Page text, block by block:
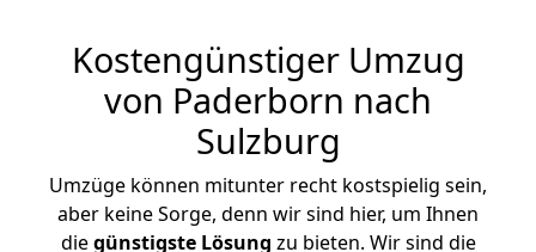
Kostengünstiger Umzug
von Paderborn nach
Sulzburg
Umzüge können mitunter recht kostspielig sein,
aber keine Sorge, denn wir sind hier, um Ihnen
diegünstigste Lösung zu bieten. Wir sind die